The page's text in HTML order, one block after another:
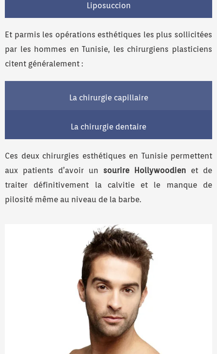
Liposuccion
Et parmis les opérations esthétiques les plus sollicitées
par les hommes en Tunisie, les chirurgiens plasticiens
citent généralement :
La chirurgie capillaire
La chirurgie dentaire
Ces deux chirurgies esthétiques en Tunisie permettent
aux patients d’avoir un sourire Hollywoodien et de
traiter définitivement la calvitie et le manque de
pilosité même au niveau de la barbe.